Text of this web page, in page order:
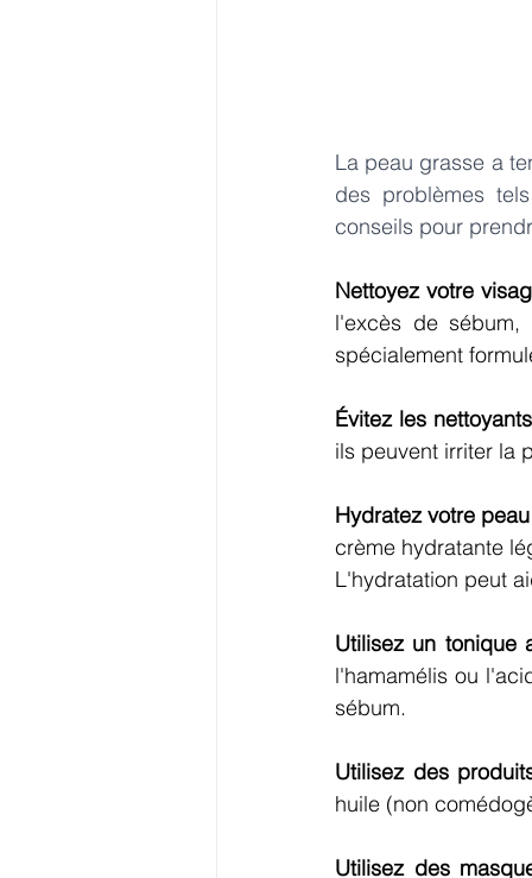
La peau grasse a
des problèmes
conseils pour
Nettoyez votre
l'excès de
spécialement
Évitez les
ils peuvent irriter la
Hydratez votre
crème hydratante
L'hydratation peut
Utilisez un tonique
l'hamamélis ou
sébum.
Utilisez des
huile (non
Utilisez des